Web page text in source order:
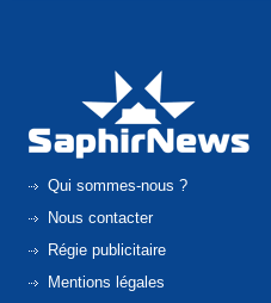
Qui sommes-nous ?
Nous contacter
Régie publicitaire
Mentions légales